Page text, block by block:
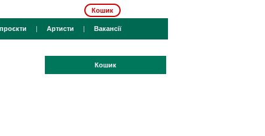
Кошик
| Артисти | Вакансії
Кошик